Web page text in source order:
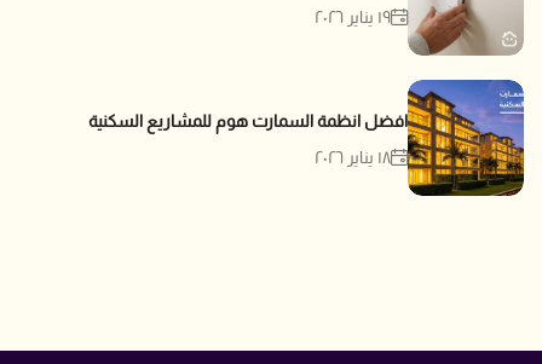
١٩ يناير ٢٠٢٦
افضل انظمة السمارت هوم للمشاريع السكنية
١٨ يناير ٢٠٢٦